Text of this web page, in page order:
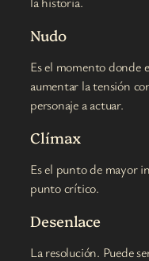
Nudo
Es el momento donde
aumentar la tensión
personaje a actuar.
Clímax
Es el punto de mayor
punto crítico.
Desenlace
La resolución. Puede